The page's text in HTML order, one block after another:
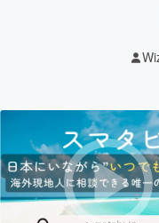
注
テクノロジ
映像・映画